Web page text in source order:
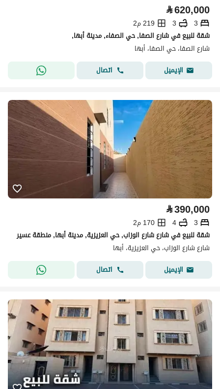
⃁620,000
3
3
219 م2
شقة للبيع في شارع الصفا, حي الصفاء, مدينة أبها,
شارع الصفا، حي الصفا، أبها
الإيميل
اتصال
⃁390,000
3
4
170 م2
شقة للبيع في شارع شارع الوزاب, حي العزيزية, مدينة أبها, منطقة عسير
شارع شارع الوزاب، حي العزيزية، أبها
الإيميل
اتصال